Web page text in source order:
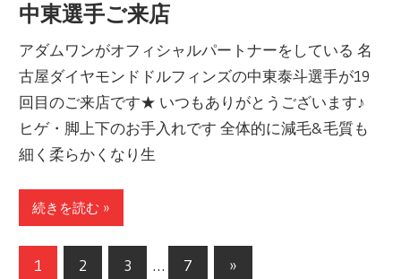
中東選手ご来店
アダムワンがオフィシャルパートナーをしている 名
古屋ダイヤモンドドルフィンズの中東泰斗選手が19
回目のご来店です★ いつもありがとうございます♪
ヒゲ・脚上下のお手入れです 全体的に減毛&毛質も
細く柔らかくなり生
続きを読む »
1 2 3 … 7
次
»